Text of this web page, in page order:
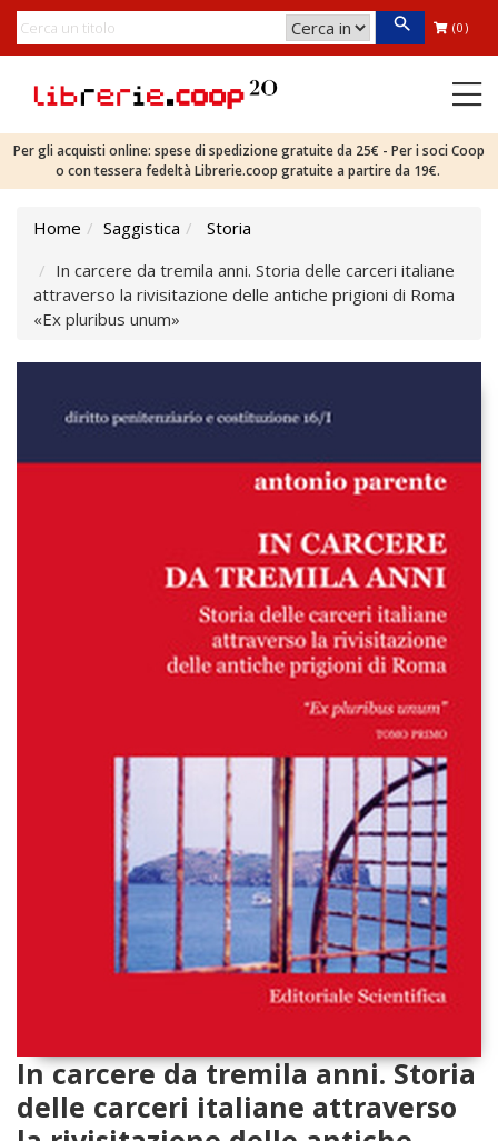
(0)
Per gli acquisti online: spese di spedizione gratuite da 25€ - Per i soci Coop
o con tessera fedeltà Librerie.coop gratuite a partire da 19€.
Home Saggistica
Storia
In carcere da tremila anni. Storia delle carceri italiane
attraverso la rivisitazione delle antiche prigioni di Roma
«Ex pluribus unum»
In carcere da tremila anni. Storia
delle carceri italiane attraverso